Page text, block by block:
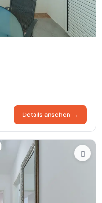
Details ansehen →